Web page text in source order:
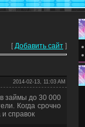
[ Добавить сайт ]
2014-02-13, 11:03 AM
займы до 30 000
Когда срочно
справок